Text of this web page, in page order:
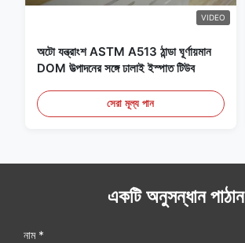
VIDEO
অটো যন্ত্রাংশ ASTM A513 ঠান্ডা ঘূর্ণায়মান
DOM উত্পাদনের সঙ্গে ঢালাই ইস্পাত টিউব
সেরা মূল্য পান
একটি অনুসন্ধান পাঠান
নাম *